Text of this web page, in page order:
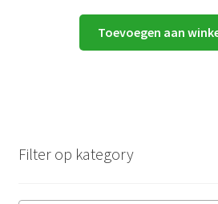
Toevoegen aan
Filter op kategory